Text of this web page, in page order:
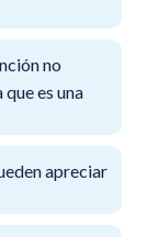
no
es una
apreciar